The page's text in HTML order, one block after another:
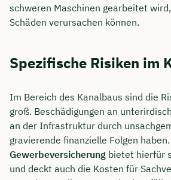
schweren Maschinen gearbeitet
Schäden verursachen können.
Spezifische Risiken im
Im Bereich des Kanalbaus sind die
groß. Beschädigungen an
an der Infrastruktur durch
gravierende finanzielle Folgen
Gewerbeversicherung bietet hierfür
und deckt auch die Kosten für